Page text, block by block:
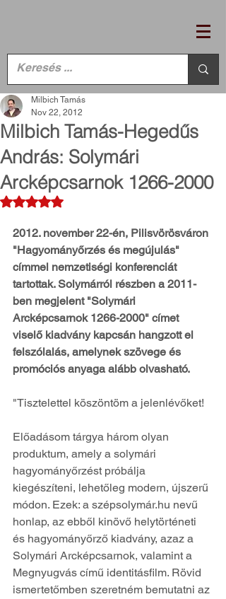
Milbich Tamás-Hegedűs
András: Solymári
Arcképcsarnok 1266-2000
Milbich Tamás
Nov 22, 2012
Rated NaN out of 5 stars.
2012. november 22-én, Pilisvörösváron
"Hagyományőrzés és megújulás"
címmel nemzetiségi konferenciát
tartottak. Solymárról részben a 2011-
ben megjelent "Solymári
Arcképcsarnok 1266-2000" címet
viselő kiadvány kapcsán hangzott el
felszólalás, amelynek szövege és
promóciós anyaga alább olvasható.
"Tisztelettel köszöntöm a jelenlévőket!
Előadásom tárgya három olyan
produktum, amely a solymári
hagyományőrzést próbálja
kiegészíteni, lehetőleg modern, újszerű
módon. Ezek: a szépsolymár.hu nevű
honlap, az ebből kinövő helytörténeti
és hagyományőrző kiadvány, azaz a
Solymári Arcképcsarnok, valamint a
Megnyugvás című identitásfilm. Rövid
ismertetőmben szeretném bemutatni az